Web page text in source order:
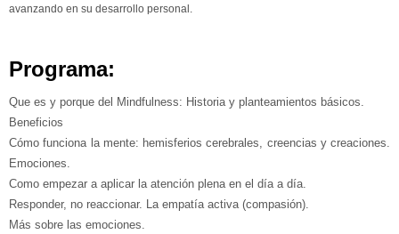
avanzando en su desarrollo personal.
Programa:
Que es y porque del Mindfulness: Historia y planteamientos básicos.
Beneficios
Cómo funciona la mente: hemisferios cerebrales, creencias y creaciones.
Emociones.
Como empezar a aplicar la atención plena en el día a día.
Responder, no reaccionar. La empatía activa (compasión).
Más sobre las emociones.